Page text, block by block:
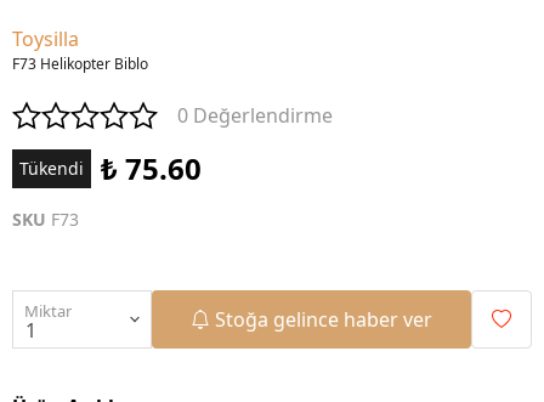
Toysilla
F73 Helikopter Biblo
0 Değerlendirme
Tükendi ₺ 75.60
SKU F73
Miktar Stoğa gelince haber ver